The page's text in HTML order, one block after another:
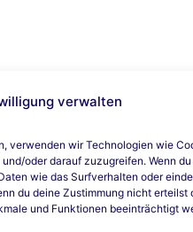
verwalten
verwenden wir Technologien wie
oder darauf zuzugreifen. Wenn
wie das Surfverhalten oder
du deine Zustimmung nicht erteilst
und Funktionen beeinträchtigt